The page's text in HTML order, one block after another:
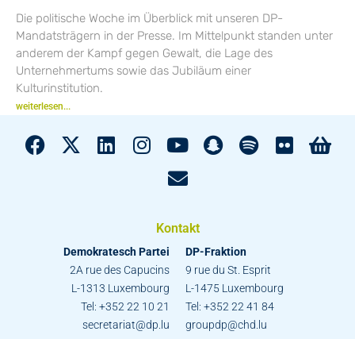
Die politische Woche im Überblick mit unseren DP-
Mandatsträgern in der Presse. Im Mittelpunkt standen unter
anderem der Kampf gegen Gewalt, die Lage des
Unternehmertums sowie das Jubiläum einer
Kulturinstitution.
weiterlesen...
Kontakt
Demokratesch Partei
2A rue des Capucins
L-1313 Luxembourg
Tel: +352 22 10 21
secretariat@dp.lu
DP-Fraktion
9 rue du St. Esprit
L-1475 Luxembourg
Tel: +352 22 41 84
groupdp@chd.lu